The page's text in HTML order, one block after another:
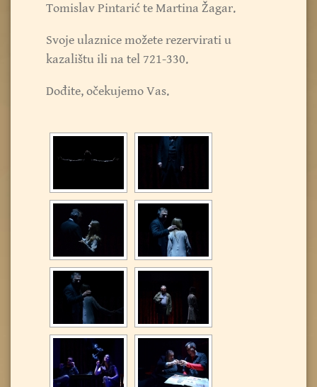
Tomislav Pintarić te Martina Žagar.
Svoje ulaznice možete rezervirati u
kazalištu ili na tel 721-330.
Dođite, očekujemo Vas.